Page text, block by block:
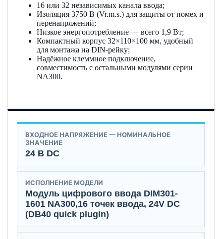
16 или 32 независимых канала ввода;
Изоляция 3750 В (Vr.m.s.) для защиты от помех и
перенапряжений;
Низкое энергопотребление — всего 1,9 Вт;
Компактный корпус 32×110×100 мм, удобный
для монтажа на DIN-рейку;
Надёжное клеммное подключение,
совместимость с остальными модулями серии
NA300.
ВХОДНОЕ НАПРЯЖЕНИЕ — НОМИНАЛЬНОЕ
ЗНАЧЕНИЕ
24 В DC
ИСПОЛНЕНИЕ МОДЕЛИ
Модуль цифрового ввода DIM301-
1601 NA300,16 точек ввода, 24V DC
(DB40 quick plugin)